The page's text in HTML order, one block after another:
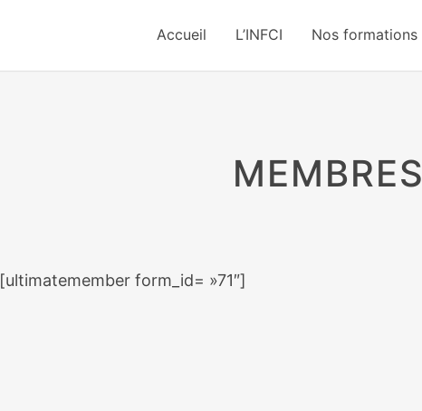
Accueil L’INFCI Nos formations
MEMBRES
[ultimatemember form_id= »71″]